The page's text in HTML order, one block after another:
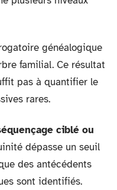
généalogique
familial. Ce résultat
pas à quantifier le
rares.
ciblé ou
dépasse un seuil
des antécédents
sont identifiés.